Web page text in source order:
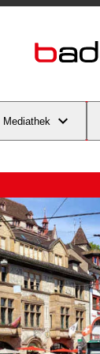
Mediathek